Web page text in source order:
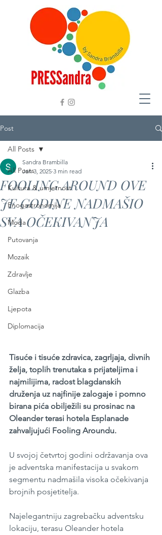
Post
All Posts
Kultura & umjetnost
Enogastronomija
Moda
Putovanja
Mozaik
Zdravlje
Glazba
Ljepota
Diplomacija
All Posts
FOOLING AROUND OVE
JE GODINE NADMAŠIO
SVA OČEKIVANJA
Sandra Brambilla
Jan 3, 2025 3 min read
Tisuće i tisuće zdravica, zagrljaja, divnih
želja, toplih trenutaka s prijateljima i
najmilijima, radost blagdanskih
druženja uz najfinije zalogaje i pomno
birana pića obilježili su prosinac na
Oleander terasi hotela Esplanade
zahvaljujući Fooling Aroundu.
U svojoj četvrtoj godini održavanja ova
je adventska manifestacija u svakom
segmentu nadmašila visoka očekivanja
brojnih posjetitelja.
Najelegantniju zagrebačku adventsku
lokaciju, terasu Oleander hotela